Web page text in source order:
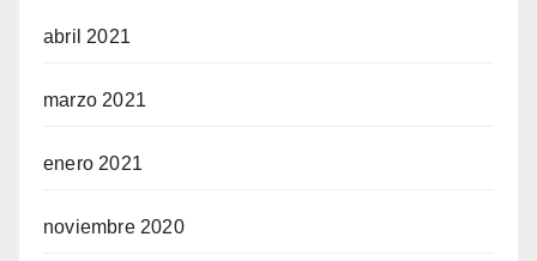
abril 2021
marzo 2021
enero 2021
noviembre 2020